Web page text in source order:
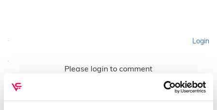
Login
Please login to comment